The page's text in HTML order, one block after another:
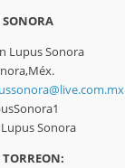
Lupus Sonora
Sonora